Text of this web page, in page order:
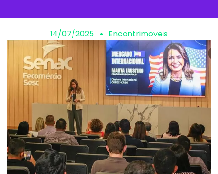
14/07/2025 Encontrimoveis